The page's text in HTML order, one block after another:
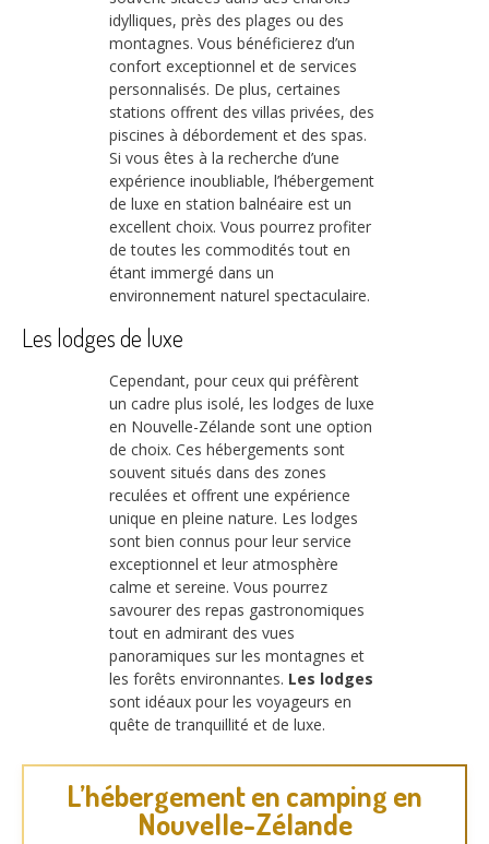
idylliques, près des plages ou des
montagnes. Vous bénéficierez d’un
confort exceptionnel et de services
personnalisés. De plus, certaines
stations offrent des villas privées, des
piscines à débordement et des spas.
Si vous êtes à la recherche d’une
expérience inoubliable, l’hébergement
de luxe en station balnéaire est un
excellent choix. Vous pourrez profiter
de toutes les commodités tout en
étant immergé dans un
environnement naturel spectaculaire.
Les lodges de luxe
Cependant, pour ceux qui préfèrent
un cadre plus isolé, les lodges de luxe
en Nouvelle-Zélande sont une option
de choix. Ces hébergements sont
souvent situés dans des zones
reculées et offrent une expérience
unique en pleine nature. Les lodges
sont bien connus pour leur service
exceptionnel et leur atmosphère
calme et sereine. Vous pourrez
savourer des repas gastronomiques
tout en admirant des vues
panoramiques sur les montagnes et
les forêts environnantes. Les lodges
sont idéaux pour les voyageurs en
quête de tranquillité et de luxe.
L’hébergement en camping en
Nouvelle-Zélande